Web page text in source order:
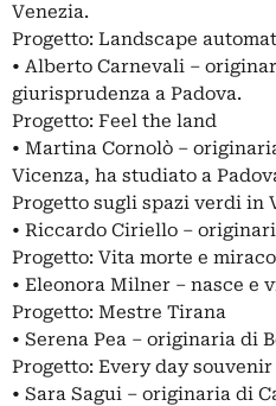
Venezia.
Progetto: Landscape
• Alberto Carnevali –
giurisprudenza a Padova.
Progetto: Feel the land
• Martina Cornolò –
Vicenza, ha studiato a
Progetto sugli spazi verdi in
• Riccardo Ciriello –
Progetto: Vita morte e
• Eleonora Milner – nasce e
Progetto: Mestre Tirana
• Serena Pea – originaria di
Progetto: Every day souvenir
• Sara Sagui – originaria di